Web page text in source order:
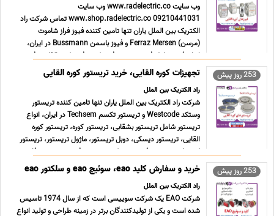
وب سایت www.radelectric.co وب سایت
www.shop.radelectric.co 09210441031 تماس شرکت راد
الکتریک بین الملل یاران تنها تامین کننده فیوز فراز شاموت
(مرسن) Ferraz Mersen و فیوز باسمن Bussmann در ایران،
انواع فیوز شامل فیوز تندسوز، فیوز کوره، فیوز کوره القایی، فیوز
پیچ خور، فیوز تند ... ...
253 روز پیش تجهیزات کوره القایی، خرید تریستور کوره القایی
راد الکتریک بین الملل
شرکت راد الکتریک بین الملل یاران تنها تامین کننده تریستور
وستکد Westcode و تریستور تکسم Techsem در ایران، انواع
تریستور شامل تریستور بشقابی، تریستور کوره، تریستور کوره
القایی، تریستور دیسکی، دوبل تریستور، ماژول تریستور، تریستور
کپسولی، تریستور فست دیسکی، تریستور فست، تریستور فازی
... ...
253 روز پیش خرید و سفارش کلید eao، سوئیچ eao و سلکتور eao
راد الکتریک بین الملل
شرکت EAO یک شرکت سوییسی است که از سال 1974 تاسیس
شده است و یکی از تولیدکنندگان برتر در زمینه طراحی و تولید انواع